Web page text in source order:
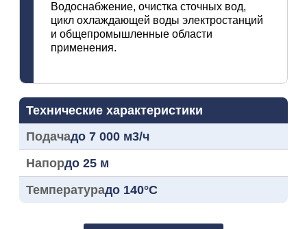
Водоснабжение, очистка сточных вод,
цикл охлаждающей воды электростанций
и общепромышленные области
применения.
Технические характеристики
Подачадо 7 000 м3/ч
Напордо 25 м
Температурадо 140°C